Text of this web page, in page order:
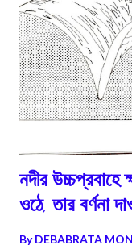
নদীর উচ্চপ্রবাহে
ওঠে, তার বর্ণনা
ByDEBABRATA